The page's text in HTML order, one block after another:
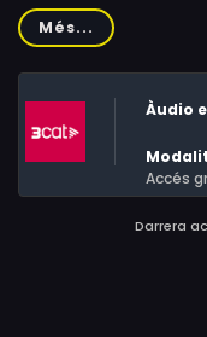
cuiner de renom,
Més...
Àudio
Accés
Darrera